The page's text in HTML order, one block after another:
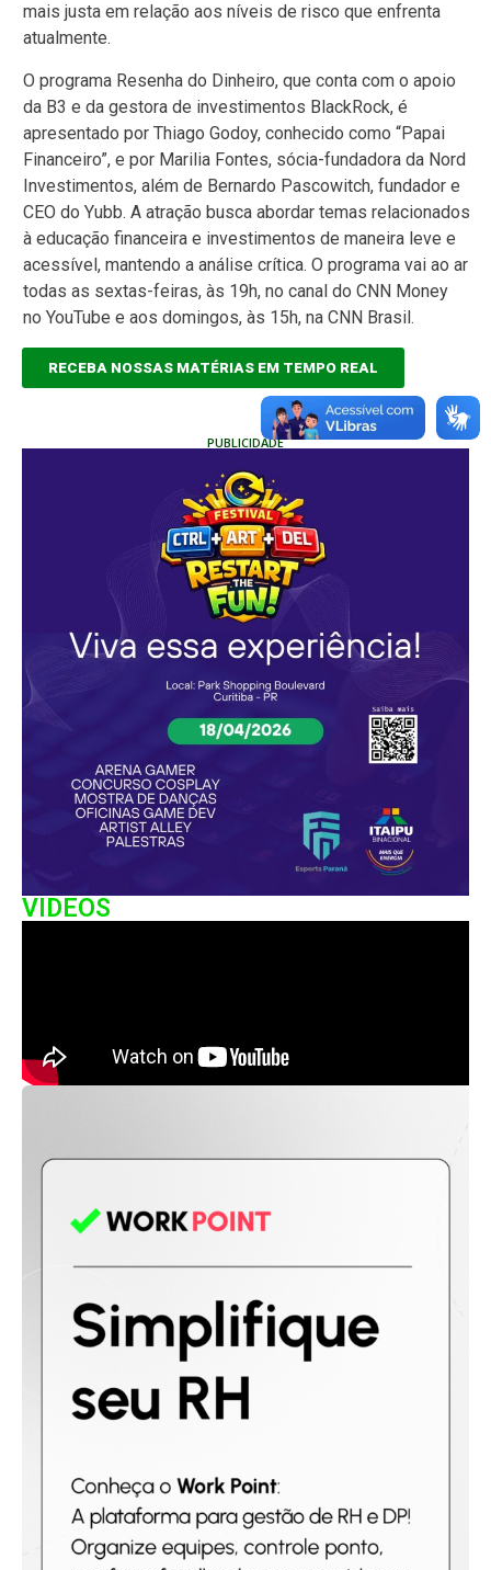
mais justa em relação aos níveis de risco que enfrenta
atualmente.
O programa Resenha do Dinheiro, que conta com o apoio
da B3 e da gestora de investimentos BlackRock, é
apresentado por Thiago Godoy, conhecido como “Papai
Financeiro”, e por Marilia Fontes, sócia-fundadora da Nord
Investimentos, além de Bernardo Pascowitch, fundador e
CEO do Yubb. A atração busca abordar temas relacionados
à educação financeira e investimentos de maneira leve e
acessível, mantendo a análise crítica. O programa vai ao ar
todas as sextas-feiras, às 19h, no canal do CNN Money
no YouTube e aos domingos, às 15h, na CNN Brasil.
RECEBA NOSSAS MATÉRIAS EM TEMPO REAL
PUBLICIDADE
VIDEOS